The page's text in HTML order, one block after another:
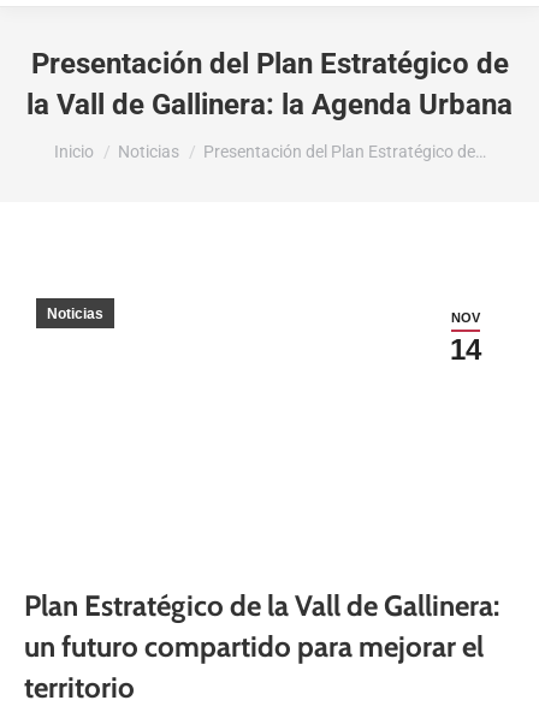
Presentación del Plan Estratégico de
la Vall de Gallinera: la Agenda Urbana
Estás aquí:
Inicio Noticias Presentación del Plan Estratégico de…
NOV
14
Noticias
Plan Estratégico de la Vall de Gallinera:
un futuro compartido para mejorar el
territorio